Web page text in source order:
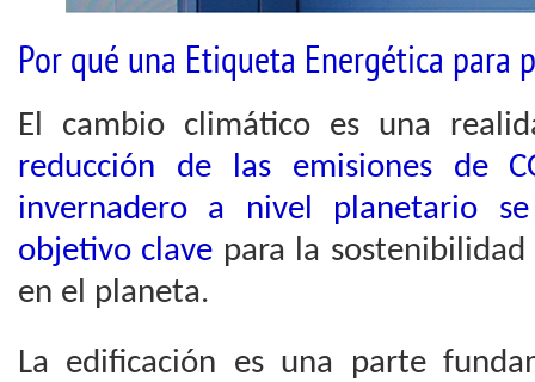
Por qué una Etiqueta Energética para
El cambio climático es una
reducción de las emisiones de
invernadero a nivel planetario
objetivo clave para la
en el planeta.
La edificación es una parte